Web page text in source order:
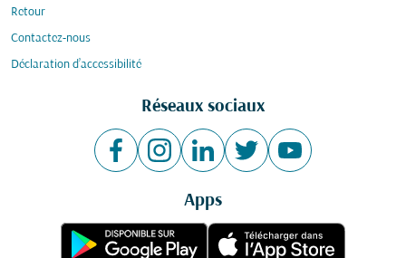
Retour
Contactez-nous
Déclaration d’accessibilité
Réseaux sociaux
Apps